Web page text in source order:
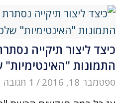
כיצד ליצור תיקייה
התמונות
ספטמבר 18, 2016 / 1 תגובה